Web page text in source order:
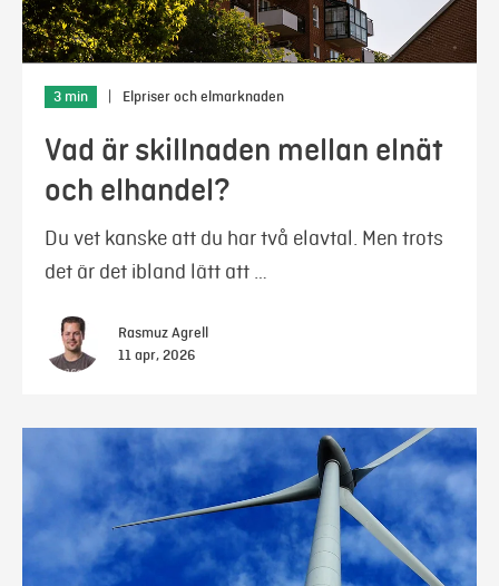
3 min Elpriser och elmarknaden
Vad är skillnaden mellan elnät
och elhandel?
Du vet kanske att du har två elavtal. Men trots
det är det ibland lätt att …
Rasmuz Agrell
11 apr, 2026